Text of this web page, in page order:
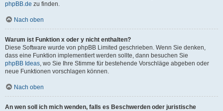
phpBB.de zu finden.
Nach oben
Warum ist Funktion x oder y nicht enthalten?
Diese Software wurde von phpBB Limited geschrieben. Wenn Sie denken,
dass eine Funktion implementiert werden sollte, dann besuchen Sie
phpBB Ideas, wo Sie Ihre Stimme für bestehende Vorschläge abgeben oder
neue Funktionen vorschlagen können.
Nach oben
An wen soll ich mich wenden, falls es Beschwerden oder juristische